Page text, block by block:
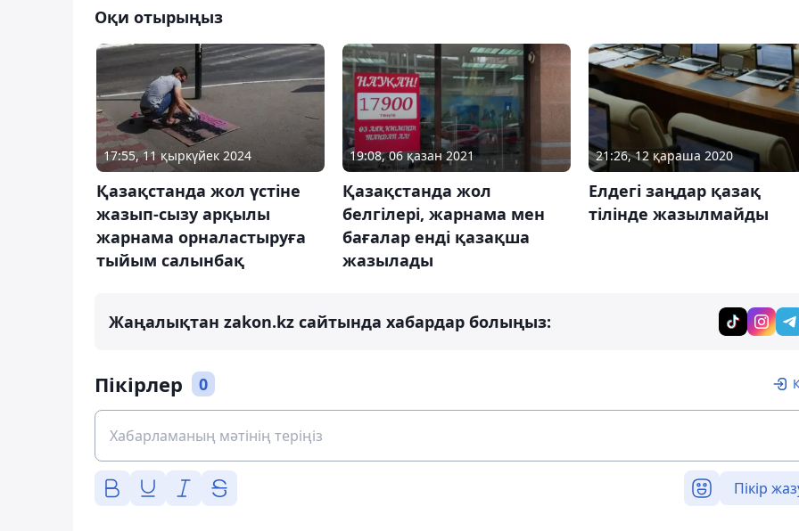
Оқи отырыңыз
17:55, 11 қыркүйек 2024
Қазақстанда жол үстіне
жазып-сызу арқылы
жарнама орналастыруға
тыйым салынбақ
19:08, 06 қазан 2021
Қазақстанда жол
белгілері, жарнама мен
бағалар енді қазақша
жазылады
21:26, 12 қараша 2020
Елдегі заңдар қазақ
тілінде жазылмайды
Жаңалықтан zakon.kz сайтында хабардар болыңыз:
Пікірлер 0
Пікір